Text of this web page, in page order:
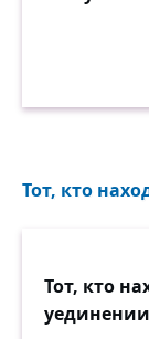
Тот, кто
Тот, кто